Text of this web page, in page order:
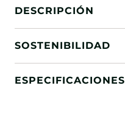
DESCRIPCIÓN
SOSTENIBILIDAD
ESPECIFICACIONES